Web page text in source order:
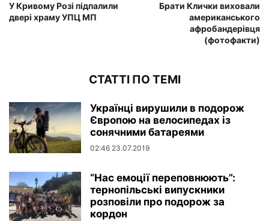
У Кривому Розі підпалили
двері храму УПЦ МП
Брати Клички виховали
американського
афробандерівця
(фотофакти)
СТАТТІ ПО ТЕМІ
Українці вирушили в подорож
Європою на велосипедах із
сонячними батареями
02:46 23.07.2019
“Нас емоції переповнюють”:
тернопільські випускники
розповіли про подорож за
кордон